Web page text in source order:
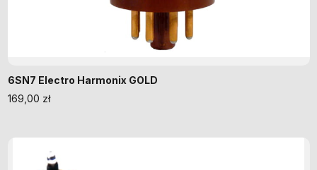
6SN7 Electro Harmonix GOLD
169,00 zł